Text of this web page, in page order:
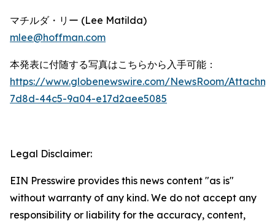
マチルダ・リー (Lee Matilda)
mlee@hoffman.com
本発表に付随する写真はこちらから入手可能：
https://www.globenewswire.com/NewsRoom/
7d8d-44c5-9a04-e17d2aee5085
Legal Disclaimer:
EIN Presswire provides this news content "as is"
without warranty of any kind. We do not accept any
responsibility or liability for the accuracy, content,